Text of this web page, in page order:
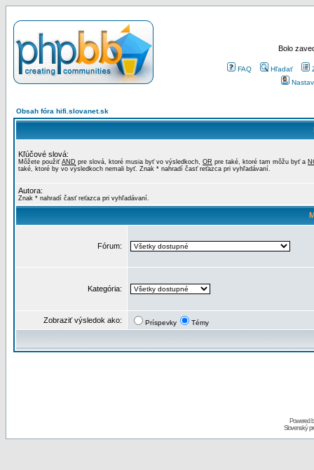
Bolo
FAQ Hľadať
Obsah fóra hifi.slovanet.sk
Kľúčové slová:
Môžete použiť AND pre slová, ktoré musia byť vo výsledkoch, OR pre také, ktoré tam môžu byť a
také, ktoré by vo výsledkoch nemali byť. Znak * nahradí časť reťazca pri vyhľadávaní.
Autora:
Znak * nahradí časť reťazca pri vyhľadávaní.
Fórum:
Kategória:
Zobraziť výsledok ako: Príspevky Témy
Powered
Slovenský